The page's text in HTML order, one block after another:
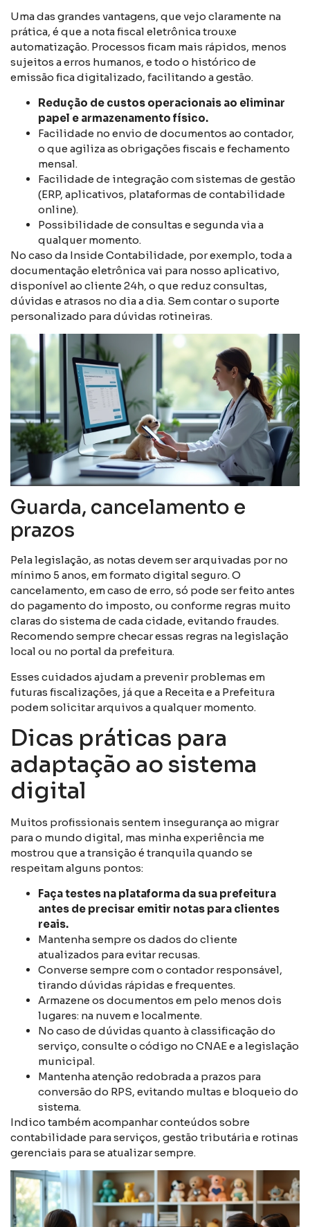
Uma das grandes vantagens, que vejo claramente na
prática, é que a nota fiscal eletrônica trouxe
automatização. Processos ficam mais rápidos, menos
sujeitos a erros humanos, e todo o histórico de
emissão fica digitalizado, facilitando a gestão.
Redução de custos operacionais ao eliminar
papel e armazenamento físico.
Facilidade no envio de documentos ao contador,
o que agiliza as obrigações fiscais e fechamento
mensal.
Facilidade de integração com sistemas de gestão
(ERP, aplicativos, plataformas de contabilidade
online).
Possibilidade de consultas e segunda via a
qualquer momento.
No caso da Inside Contabilidade, por exemplo, toda a
documentação eletrônica vai para nosso aplicativo,
disponível ao cliente 24h, o que reduz consultas,
dúvidas e atrasos no dia a dia. Sem contar o suporte
personalizado para dúvidas rotineiras.
Guarda, cancelamento e
prazos
Pela legislação, as notas devem ser arquivadas por no
mínimo 5 anos, em formato digital seguro. O
cancelamento, em caso de erro, só pode ser feito antes
do pagamento do imposto, ou conforme regras muito
claras do sistema de cada cidade, evitando fraudes.
Recomendo sempre checar essas regras na legislação
local ou no portal da prefeitura.
Esses cuidados ajudam a prevenir problemas em
futuras fiscalizações, já que a Receita e a Prefeitura
podem solicitar arquivos a qualquer momento.
Dicas práticas para
adaptação ao sistema
digital
Muitos profissionais sentem insegurança ao migrar
para o mundo digital, mas minha experiência me
mostrou que a transição é tranquila quando se
respeitam alguns pontos:
Faça testes na plataforma da sua prefeitura
antes de precisar emitir notas para clientes
reais.
Mantenha sempre os dados do cliente
atualizados para evitar recusas.
Converse sempre com o contador responsável,
tirando dúvidas rápidas e frequentes.
Armazene os documentos em pelo menos dois
lugares: na nuvem e localmente.
No caso de dúvidas quanto à classificação do
serviço, consulte o código no CNAE e a legislação
municipal.
Mantenha atenção redobrada a prazos para
conversão do RPS, evitando multas e bloqueio do
sistema.
Indico também acompanhar conteúdos sobre
contabilidade para serviços, gestão tributária e rotinas
gerenciais para se atualizar sempre.